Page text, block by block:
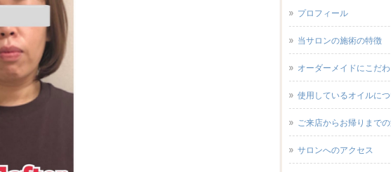
プロフィール
当サロンの施術の特徴
オーダーメイドにこだ
使用しているオイルに
ご来店からお帰りまで
サロンへのアクセス